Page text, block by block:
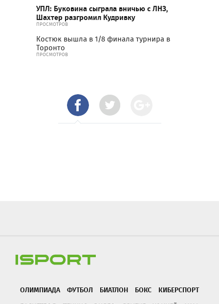
УПЛ: Буковина сыграла вничью с ЛНЗ,
Шахтер разгромил Кудривку
ПРОСМОТРОВ
Костюк вышла в 1/8 финала турнира в
Торонто
ПРОСМОТРОВ
ОЛИМПИАДА ФУТБОЛ БИАТЛОН БОКС
КИБЕРСПОРТ